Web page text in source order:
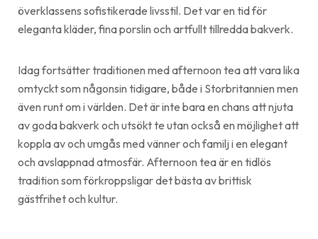
överklassens sofistikerade livsstil. Det var en tid för
eleganta kläder, fina porslin och artfullt tillredda bakverk.
Idag fortsätter traditionen med afternoon tea att vara lika
omtyckt som någonsin tidigare, både i Storbritannien men
även runt om i världen. Det är inte bara en chans att njuta
av goda bakverk och utsökt te utan också en möjlighet att
koppla av och umgås med vänner och familj i en elegant
och avslappnad atmosfär. Afternoon tea är en tidlös
tradition som förkroppsligar det bästa av brittisk
gästfrihet och kultur.